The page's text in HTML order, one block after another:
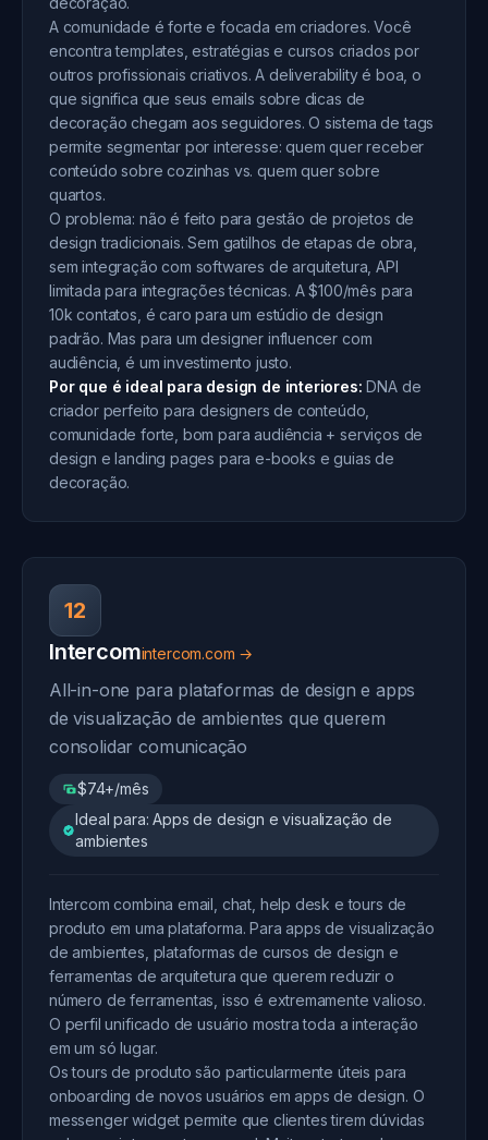
A comunidade é forte e focada em criadores. Você
encontra templates, estratégias e cursos criados por
outros profissionais criativos. A deliverability é boa, o
que significa que seus emails sobre dicas de
decoração chegam aos seguidores. O sistema de tags
permite segmentar por interesse: quem quer receber
conteúdo sobre cozinhas vs. quem quer sobre
quartos.
O problema: não é feito para gestão de projetos de
design tradicionais. Sem gatilhos de etapas de obra,
sem integração com softwares de arquitetura, API
limitada para integrações técnicas. A $100/mês para
10k contatos, é caro para um estúdio de design
padrão. Mas para um designer influencer com
audiência, é um investimento justo.
Por que é ideal para design de interiores: DNA de
criador perfeito para designers de conteúdo,
comunidade forte, bom para audiência + serviços de
design e landing pages para e-books e guias de
decoração.
12
Intercomintercom.com →
All-in-one para plataformas de design e apps
de visualização de ambientes que querem
consolidar comunicação
$74+/mês
Ideal para: Apps de design e visualização de
ambientes
Intercom combina email, chat, help desk e tours de
produto em uma plataforma. Para apps de visualização
de ambientes, plataformas de cursos de design e
ferramentas de arquitetura que querem reduzir o
número de ferramentas, isso é extremamente valioso.
O perfil unificado de usuário mostra toda a interação
em um só lugar.
Os tours de produto são particularmente úteis para
onboarding de novos usuários em apps de design. O
messenger widget permite que clientes tirem dúvidas